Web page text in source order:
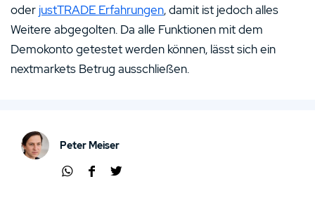
oder justTRADE Erfahrungen, damit ist jedoch alles
Weitere abgegolten. Da alle Funktionen mit dem
Demokonto getestet werden können, lässt sich ein
nextmarkets Betrug ausschließen.
Peter Meiser